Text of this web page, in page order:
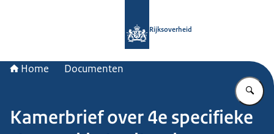
Rijksoverheid
Home Documenten
Kamerbrief over 4e specifieke